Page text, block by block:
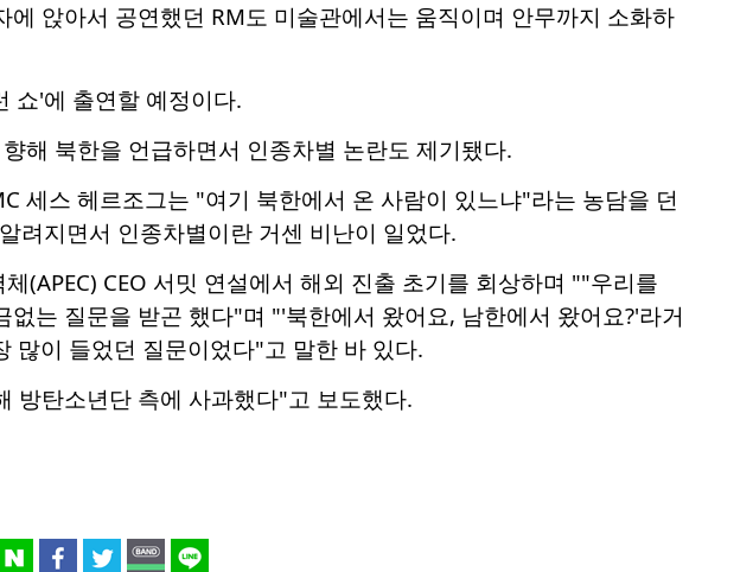
앉아서 공연했던 RM도 미술관에서는 움직이며 안무까지 소화하
쇼'에 출연할 예정이다.
해 북한을 언급하면서 인종차별 논란도 제기됐다.
세스 헤르조그는 "여기 북한에서 온 사람이 있느냐"라는 농담을 던
려지면서 인종차별이란 거센 비난이 일었다.
(APEC) CEO 서밋 연설에서 해외 진출 초기를 회상하며 ""우리를
는 질문을 받곤 했다"며 "'북한에서 왔어요, 남한에서 왔어요?'라거
많이 들었던 질문이었다"고 말한 바 있다.
방탄소년단 측에 사과했다"고 보도했다.